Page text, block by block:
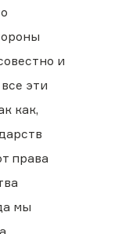
и
эти
как,
права
мы